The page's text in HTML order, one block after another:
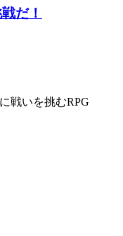
だ！
戦いを挑むRPG